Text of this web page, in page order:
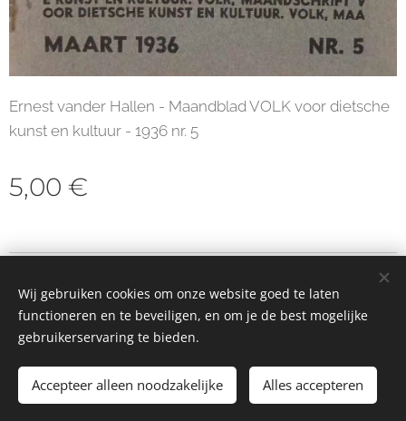
Ernest vander Hallen - Maandblad VOLK voor dietsche
kunst en kultuur - 1936 nr. 5
5,00 €
Toevoegen aan de winkelwagen
Cookies
Wij gebruiken cookies om onze website goed te laten
functioneren en te beveiligen, en om je de best mogelijke
gebruikerservaring te bieden.
Accepteer alleen noodzakelijke Alles accepteren